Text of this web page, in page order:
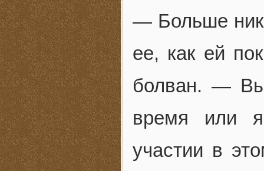
— Больше
ее, как ей
болван. — Вы
время или
участии в